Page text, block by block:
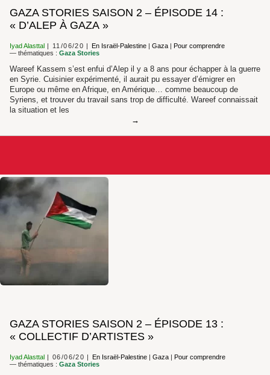
GAZA STORIES SAISON 2 – ÉPISODE 14 :
« D’ALEP À GAZA »
Iyad Alasttal 11/06/20 En Israël-Palestine |Gaza
Pour comprendre
— thématiques : Gaza Stories
Wareef Kassem s’est enfui d’Alep il y a 8 ans pour échapper à la guerre
en Syrie. Cuisinier expérimenté, il aurait pu essayer d’émigrer en
Europe ou même en Afrique, en Amérique… comme beaucoup de
Syriens, et trouver du travail sans trop de difficulté. Wareef connaissait
la situation et les
GAZA STORIES SAISON 2 – ÉPISODE 13 :
« COLLECTIF D’ARTISTES »
Iyad Alasttal 06/06/20 En Israël-Palestine |Gaza |Pour comprendre
— thématiques : Gaza Stories